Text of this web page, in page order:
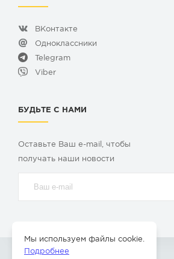
ВКонтакте
Одноклассники
Telegram
Viber
БУДЬТЕ С НАМИ
Оставьте Ваш e-mail, чтобы
получать наши новости
Мы используем файлы cookie.
Подробнее